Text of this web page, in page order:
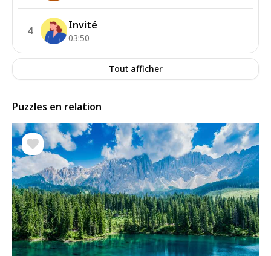
4 Invité
03:50
Tout afficher
Puzzles en relation